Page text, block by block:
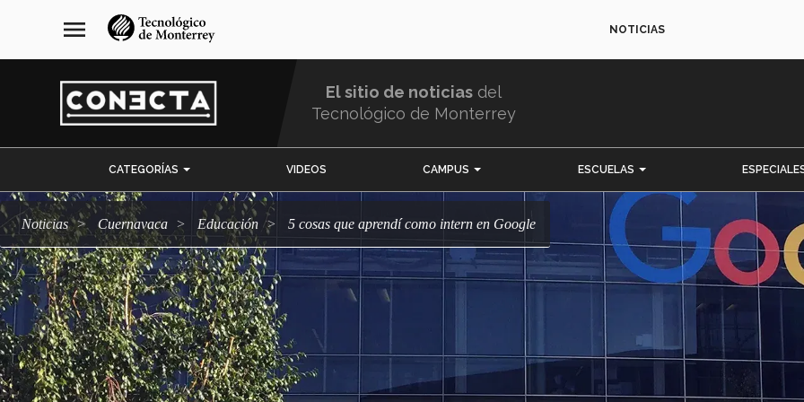
navegación
principal
menu NOTICIAS
El sitio de noticias del
Tecnológico de Monterrey
CATEGORÍAS VIDEOS CAMPUS ESCUELAS
Noticias Cuernavaca Educación 5 cosas que aprendí como intern en Google